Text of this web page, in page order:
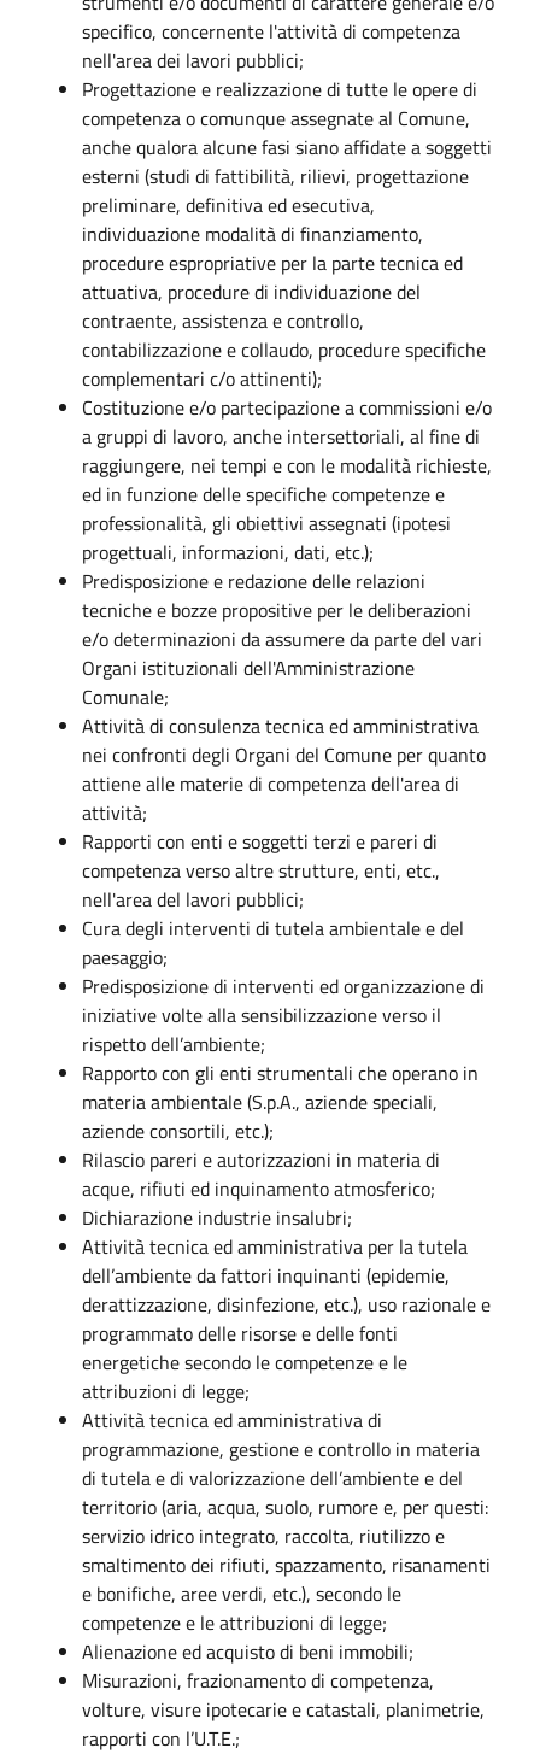
specifico, concernente l'attività di competenza
nell'area dei lavori pubblici;
Progettazione e realizzazione di tutte le opere di
competenza o comunque assegnate al Comune,
anche qualora alcune fasi siano affidate a soggetti
esterni (studi di fattibilità, rilievi, progettazione
preliminare, definitiva ed esecutiva,
individuazione modalità di finanziamento,
procedure espropriative per la parte tecnica ed
attuativa, procedure di individuazione del
contraente, assistenza e controllo,
contabilizzazione e collaudo, procedure specifiche
complementari c/o attinenti);
Costituzione e/o partecipazione a commissioni e/o
a gruppi di lavoro, anche intersettoriali, al fine di
raggiungere, nei tempi e con le modalità richieste,
ed in funzione delle specifiche competenze e
professionalità, gli obiettivi assegnati (ipotesi
progettuali, informazioni, dati, etc.);
Predisposizione e redazione delle relazioni
tecniche e bozze propositive per le deliberazioni
e/o determinazioni da assumere da parte del vari
Organi istituzionali dell'Amministrazione
Comunale;
Attività di consulenza tecnica ed amministrativa
nei confronti degli Organi del Comune per quanto
attiene alle materie di competenza dell'area di
attività;
Rapporti con enti e soggetti terzi e pareri di
competenza verso altre strutture, enti, etc.,
nell'area del lavori pubblici;
Cura degli interventi di tutela ambientale e del
paesaggio;
Predisposizione di interventi ed organizzazione di
iniziative volte alla sensibilizzazione verso il
rispetto dell’ambiente;
Rapporto con gli enti strumentali che operano in
materia ambientale (S.p.A., aziende speciali,
aziende consortili, etc.);
Rilascio pareri e autorizzazioni in materia di
acque, rifiuti ed inquinamento atmosferico;
Dichiarazione industrie insalubri;
Attività tecnica ed amministrativa per la tutela
dell’ambiente da fattori inquinanti (epidemie,
derattizzazione, disinfezione, etc.), uso razionale e
programmato delle risorse e delle fonti
energetiche secondo le competenze e le
attribuzioni di legge;
Attività tecnica ed amministrativa di
programmazione, gestione e controllo in materia
di tutela e di valorizzazione dell’ambiente e del
territorio (aria, acqua, suolo, rumore e, per questi:
servizio idrico integrato, raccolta, riutilizzo e
smaltimento dei rifiuti, spazzamento, risanamenti
e bonifiche, aree verdi, etc.), secondo le
competenze e le attribuzioni di legge;
Alienazione ed acquisto di beni immobili;
Misurazioni, frazionamento di competenza,
volture, visure ipotecarie e catastali, planimetrie,
rapporti con l’U.T.E.;